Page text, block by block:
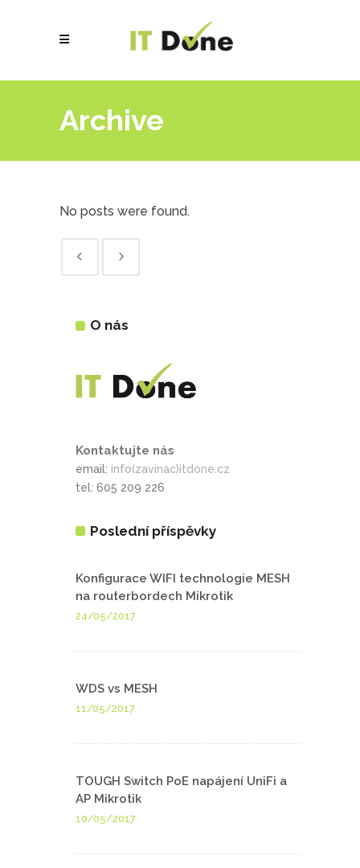
Archive
No posts were found.
O nás
Kontaktujte nás
email: info(zavinac)itdone.cz
tel: 605 209 226
Poslední příspěvky
Konfigurace WIFI technologie MESH
na routerbordech Mikrotik
24/05/2017
WDS vs MESH
11/05/2017
TOUGH Switch PoE napájení UniFi a
AP Mikrotik
10/05/2017